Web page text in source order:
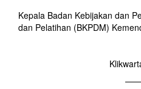
Kepala Badan Kebijakan dan
dan Pelatihan (BKPDM)